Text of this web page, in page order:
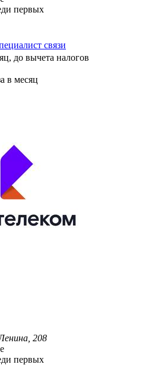
первых
связи
до вычета налогов
в месяц
208
первых